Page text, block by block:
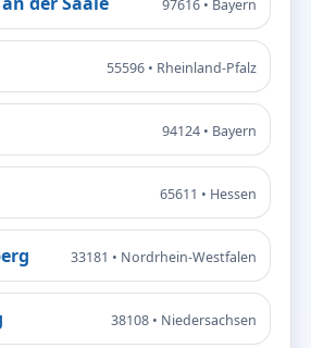
97616 • Bayern
55596 • Rheinland-Pfalz
94124 • Bayern
65611 • Hessen
33181 • Nordrhein-Westfalen
38108 • Niedersachsen